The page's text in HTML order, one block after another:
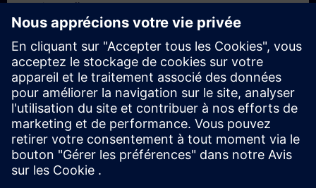
Szervizszemélyzet
Ipar: ügyvezető igazgatók
IT: informatikai igazgatók, hálózattervezők és rendszergazdák
Dates et inscriptions
Actuellement, aucun événement disponible
Inscrivez-vous sur la liste de demandes et recevez une
notification dès que de nouvelles dates sont disponibles.
Activer le service de notification